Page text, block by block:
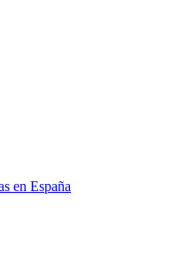
en España